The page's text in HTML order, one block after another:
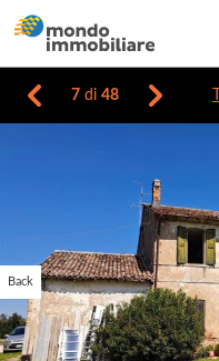
7 di 48
Back